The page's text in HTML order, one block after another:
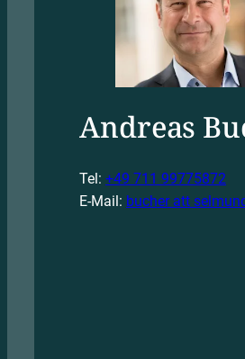
Andreas
Tel: +49 711 99775872
E-Mail: bucher att